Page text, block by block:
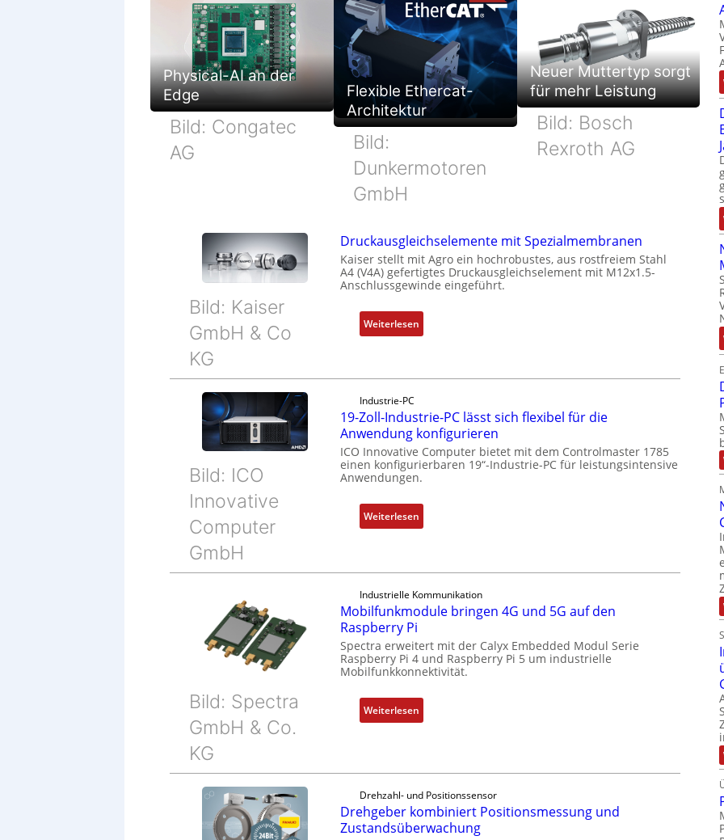
Physical-AI an der
Edge
Bild: Congatec
AG
Flexible Ethercat-
Architektur
Bild:
Dunkermotoren
GmbH
Neuer Muttertyp sorgt
für mehr Leistung
Bild: Bosch
Rexroth AG
Bild: Kaiser
GmbH & Co
KG
Druckausgleichselemente mit Spezialmembranen
Kaiser stellt mit Agro ein hochrobustes, aus rostfreiem Stahl
A4 (V4A) gefertigtes Druckausgleichselement mit M12x1.5-
Anschlussgewinde eingeführt.
Weiterlesen:
D
a
u
s
g
e
i
s
e
l
m
e
n
t
e
p
e
z
Bild: ICO
Innovative
Computer
GmbH
Industrie-PC
19-Zoll-Industrie-PC lässt sich flexibel für die
Anwendung konfigurieren
ICO Innovative Computer bietet mit dem Controlmaster 1785
einen konfigurierbaren 19“-Industrie-PC für leistungsintensive
Anwendungen.
Weiterlesen:
1
o
l
-
I
d
u
r
-
Bild: Spectra
GmbH & Co.
KG
Industrielle Kommunikation
Mobilfunkmodule bringen 4G und 5G auf den
Raspberry Pi
Spectra erweitert mit der Calyx Embedded Modul Serie
Raspberry Pi 4 und Raspberry Pi 5 um industrielle
Mobilfunkkonnektivität.
Weiterlesen:
M
i
l
f
u
Drehzahl- und Positionssensor
Drehgeber kombiniert Positionsmessung und
Zustandsüberwachung